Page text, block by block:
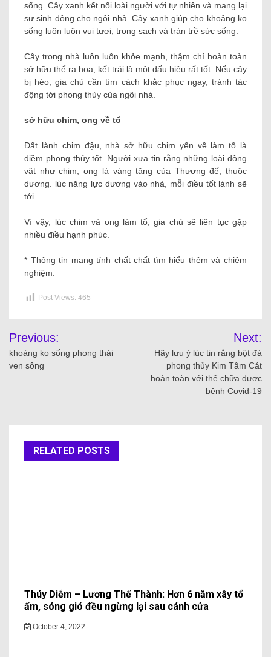
sống. Cây xanh kết nối loài người với tự nhiên và mang lại
sự sinh động cho ngôi nhà. Cây xanh giúp cho khoảng ko
sống luôn luôn vui tươi, trong sạch và tràn trề sức sống.
Cây trong nhà luôn luôn khỏe mạnh, thậm chí hoàn toàn
sở hữu thể ra hoa, kết trái là một dấu hiệu rất tốt. Nếu cây
bị héo, gia chủ cần tìm cách khắc phục ngay, tránh tác
động tới phong thủy của ngôi nhà.
sở hữu chim, ong về tổ
Đất lành chim đậu, nhà sở hữu chim yến về làm tổ là
điềm phong thủy tốt. Người xưa tin rằng những loài động
vật như chim, ong là vàng tặng của Thượng đế, thuộc
dương. lúc năng lực dương vào nhà, mỗi điều tốt lành sẽ
tới.
Vì vậy, lúc chim và ong làm tổ, gia chủ sẽ liên tục gặp
nhiều điều hạnh phúc.
* Thông tin mang tính chất chất tìm hiểu thêm và chiêm
nghiệm.
Post Views: 465
Previous:
khoảng ko sống phong thái
ven sông
Next:
Hãy lưu ý lúc tin rằng bột đá
phong thủy Kim Tâm Cát
hoàn toàn với thể chữa được
bệnh Covid-19
RELATED POSTS
Thúy Diễm – Lương Thế Thành: Hơn 6 năm xây tổ
ấm, sóng gió đều ngừng lại sau cánh cửa
October 4, 2022